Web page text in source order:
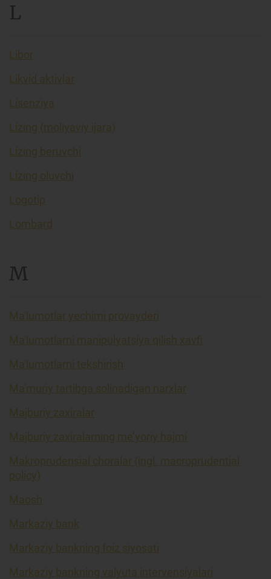
L
Libor
Likvid aktivlar
Lisenziya
Lizing (moliyaviy ijara)
Lizing beruvchi
Lizing oluvchi
Logotip
Lombard
M
Ma'lumotlar yechimi provayderi
Ma'lumotlarni manipulyatsiya qilish xavfi
Ma'lumotlarni tekshirish
Ma'muriy tartibga solinadigan narxlar
Majburiy zaxiralar
Majburiy zaxiralarning me’yoriy hajmi
Makroprudensial choralar (ingl. macroprudential
policy)
Maosh
Markaziy bank
Markaziy bankning foiz siyosati
Markaziy bankning valyuta intervensiyalari